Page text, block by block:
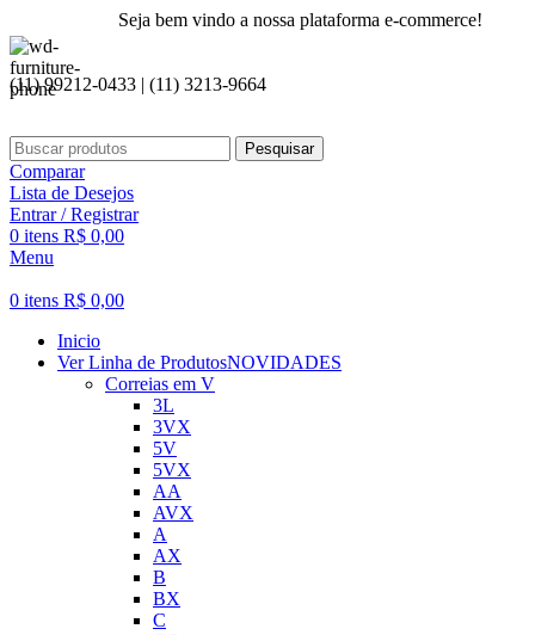
Seja bem vindo a nossa plataforma e-commerce!
(11) 99212-0433 | (11) 3213-9664
Pesquisar
Comparar
Lista de Desejos
Entrar / Registrar
0 itens R$ 0,00
Menu
0 itens R$ 0,00
Inicio
Ver Linha de ProdutosNOVIDADES
Correias em V
3L
3VX
5V
5VX
AA
AVX
A
AX
B
BX
C